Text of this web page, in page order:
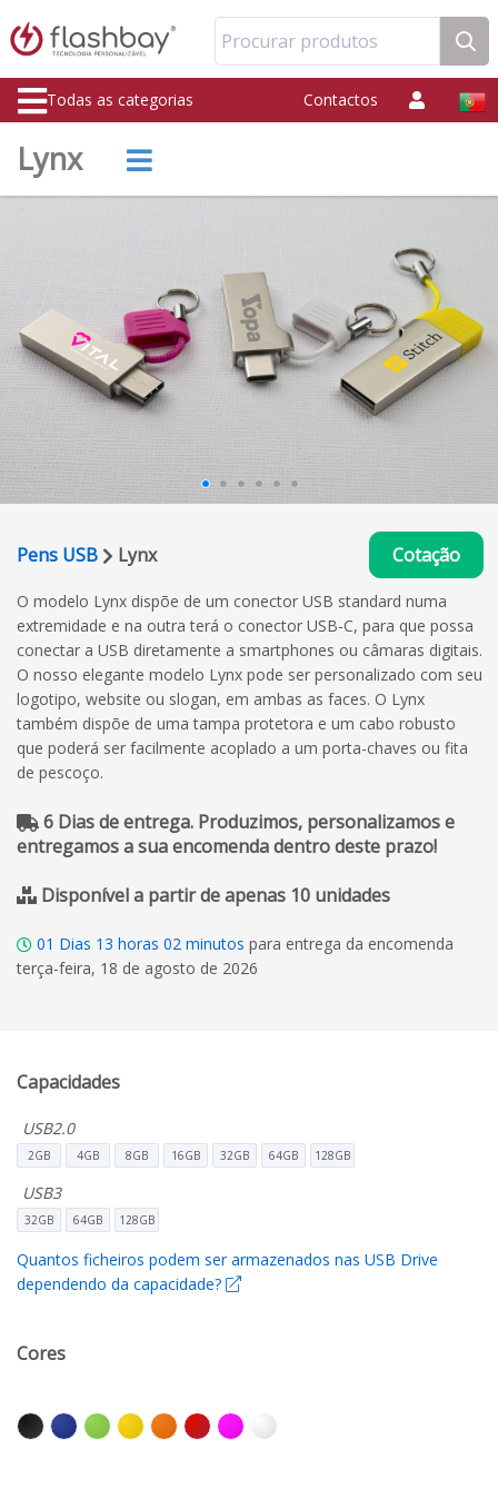
Procurar produtos
Todas as categorias Contactos
Lynx
Pens USB Lynx Cotação
O modelo Lynx dispõe de um conector USB standard numa
extremidade e na outra terá o conector USB-C, para que possa
conectar a USB diretamente a smartphones ou câmaras digitais.
O nosso elegante modelo Lynx pode ser personalizado com seu
logotipo, website ou slogan, em ambas as faces. O Lynx
também dispõe de uma tampa protetora e um cabo robusto
que poderá ser facilmente acoplado a um porta-chaves ou fita
de pescoço.
6 Dias de entrega. Produzimos, personalizamos e
entregamos a sua encomenda dentro deste prazo!
Disponível a partir de apenas 10 unidades
01 Dias 13 horas 02 minutos para entrega da encomenda
terça-feira, 18 de agosto de 2026
Capacidades
USB2.0
2GB 4GB 8GB 16GB 32GB 64GB 128GB
USB3
32GB 64GB 128GB
Quantos ficheiros podem ser armazenados nas USB Drive
dependendo da capacidade?
Cores